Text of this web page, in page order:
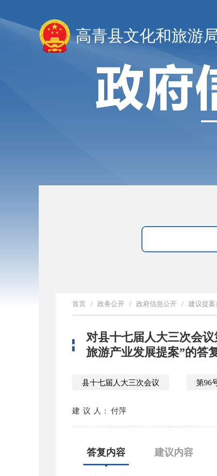
高青县文化和旅游
首页 / 政务公开 / 政府信息公开 / 建议提案
对县十七届人大三次会
旅游产业发展提案”的答
县十七届人大三次会议 第96
建议人: 付萍
答复内容 建议内容